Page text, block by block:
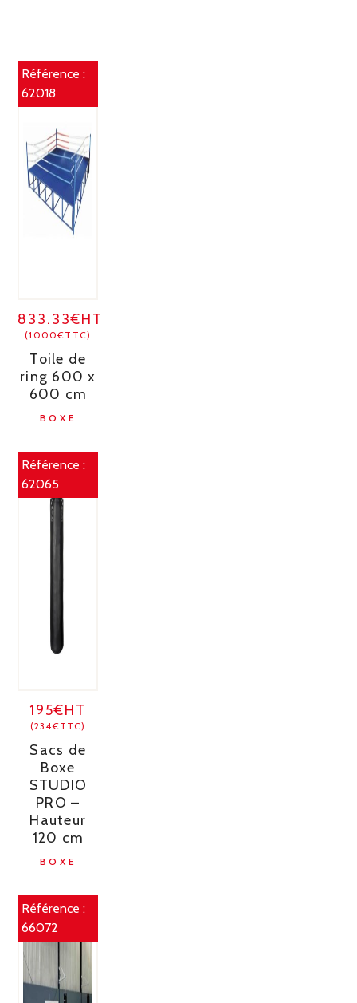
Référence :
62018
833.33€HT
(1000€TTC)
Toile de
ring 600 x
600 cm
BOXE
Référence :
62065
195€HT
(234€TTC)
Sacs de
Boxe
STUDIO
PRO –
Hauteur
120 cm
BOXE
Référence :
66072